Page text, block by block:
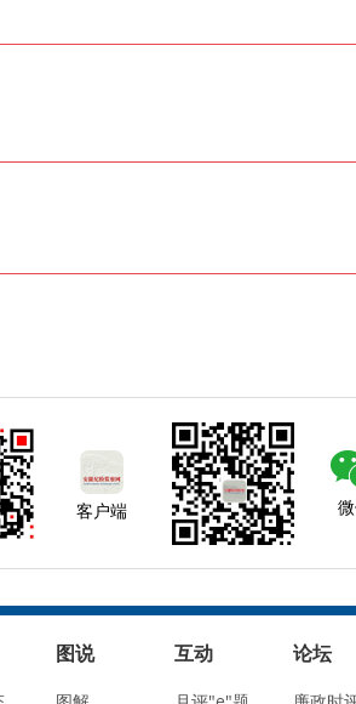
客户端
图说 互动 论坛